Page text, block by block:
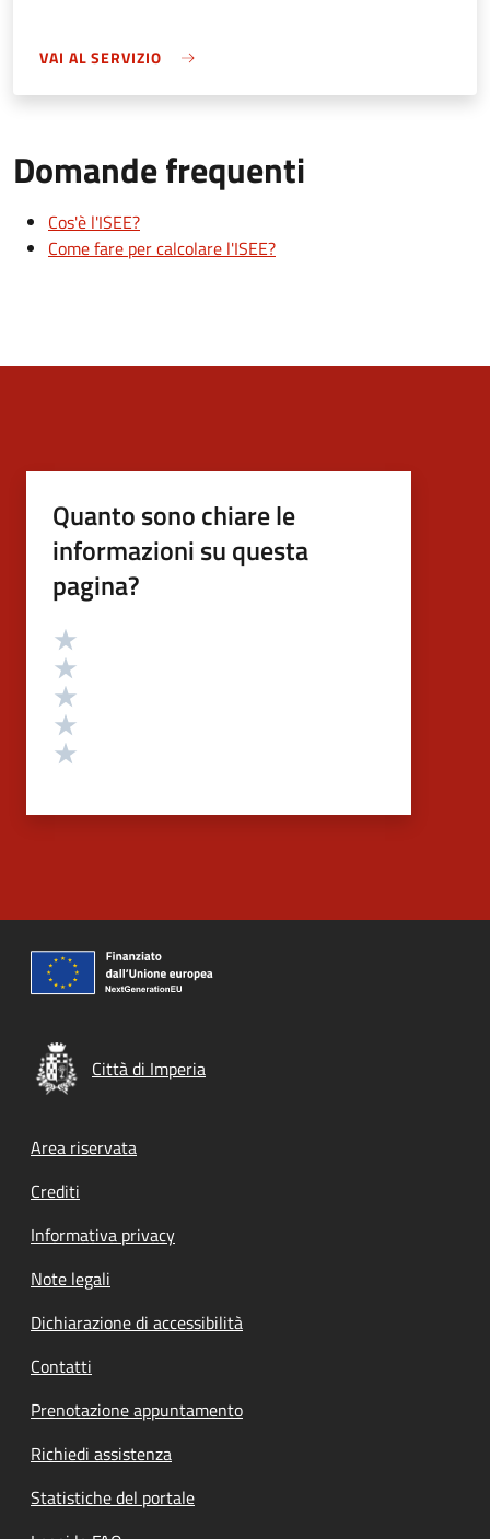
VAI AL SERVIZIO
Domande frequenti
Cos'è l'ISEE?
Come fare per calcolare l'ISEE?
Quanto sono chiare le
informazioni su questa
pagina?
Valutazione
Città di Imperia
Footer menu
Area riservata
Crediti
Informativa privacy
Note legali
Dichiarazione di accessibilità
Contatti
Prenotazione appuntamento
Richiedi assistenza
Statistiche del portale